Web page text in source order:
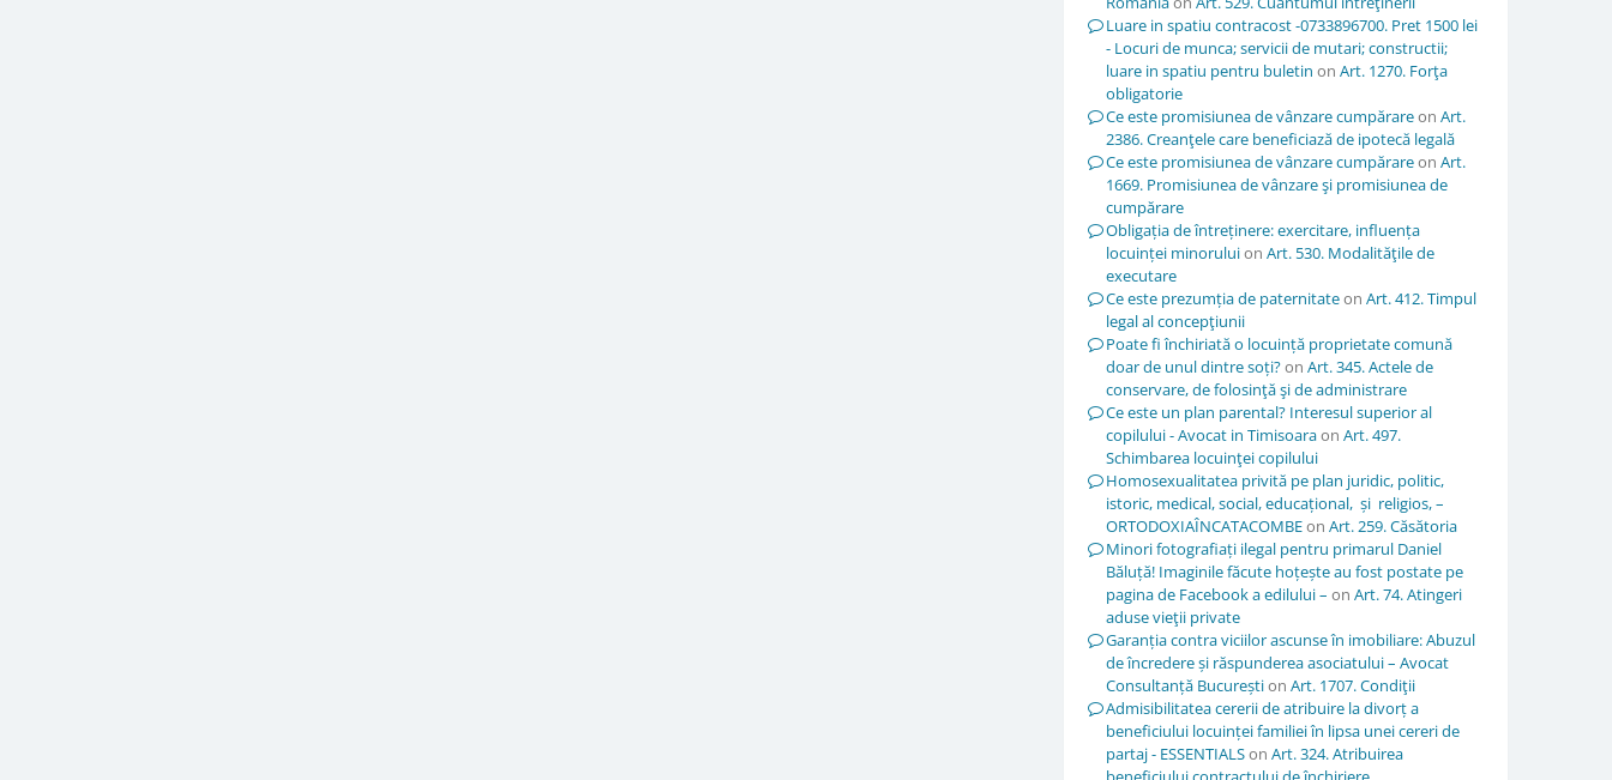
Luare in spatiu contracost -0733896700. Pret 1500 lei
- Locuri de munca; servicii de mutari; constructii;
luare in spatiu pentru buletin on Art. 1270. Forţa
obligatorie
Ce este promisiunea de vânzare cumpărareon Art.
2386. Creanţele care beneficiază de ipotecă legală
Ce este promisiunea de vânzare cumpărareon Art.
1669. Promisiunea de vânzare şi promisiunea de
cumpărare
Obligația de întreținere: exercitare, influența
locuinței minoruluion Art. 530. Modalităţile de
executare
Ce este prezumția de paternitateon Art. 412. Timpul
legal al concepţiunii
Poate fi închiriată o locuință proprietate comună
doar de unul dintre soți?on Art. 345. Actele de
conservare, de folosinţă şi de administrare
Ce este un plan parental? Interesul superior al
copilului - Avocat in Timisoaraon Art. 497.
Schimbarea locuinţei copilului
Homosexualitatea privită pe plan juridic, politic,
istoric, medical, social, educațional, și religios, –
ORTODOXIAÎNCATACOMBEon Art. 259. Căsătoria
Minori fotografiați ilegal pentru primarul Daniel
Băluță! Imaginile făcute hoțește au fost postate pe
pagina de Facebook a edilului – on Art. 74. Atingeri
aduse vieţii private
Garanția contra viciilor ascunse în imobiliare: Abuzul
de încredere și răspunderea asociatului – Avocat
Consultanță Bucureștion Art. 1707. Condiţii
Admisibilitatea cererii de atribuire la divorț a
beneficiului locuinței familiei în lipsa unei cereri de
partaj - ESSENTIALSon Art. 324. Atribuirea